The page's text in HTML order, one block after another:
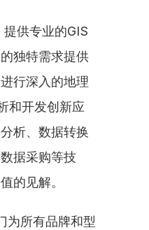
提供专业的GIS
独特需求提供
行深入的地理
和开发创新应
析、数据转换
据采购等技
的见解。
为所有品牌和型